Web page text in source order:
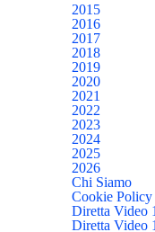
2015
2016
2017
2018
2019
2020
2021
2022
2023
2024
2025
2026
Chi Siamo
Cookie Policy
Diretta Video
Diretta Video